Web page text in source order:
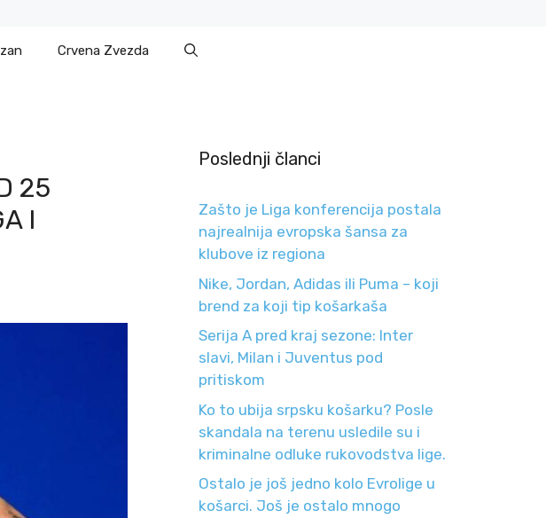
Crvena Zvezda
25
I
Poslednji članci
Zašto je Liga konferencija postala
najrealnija evropska šansa za
klubove iz regiona
Nike, Jordan, Adidas ili Puma – koji
brend za koji tip košarkaša
Serija A pred kraj sezone: Inter
slavi, Milan i Juventus pod
pritiskom
Ko to ubija srpsku košarku? Posle
skandala na terenu usledile su i
kriminalne odluke rukovodstva lige.
Ostalo je još jedno kolo Evrolige u
košarci. Još je ostalo mnogo